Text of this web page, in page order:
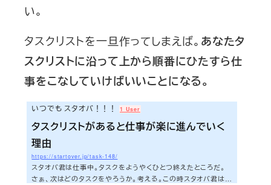
い。
タスクリストを一旦作ってしまえば。 あなたタ
スクリストに沿って上から順番にひたすら仕
事をこなしていけばいいことになる。
いつでも スタオバ！！！ 1 User
タスクリストがあると仕事が楽に進んでいく
理由
https://startover.jp/task-148/
スタオバ君は仕事中。タスクをようやくひとつ終えたところだ。
さぁ、次はどのタスクをやろうか。考える。この時スタオバ君は。